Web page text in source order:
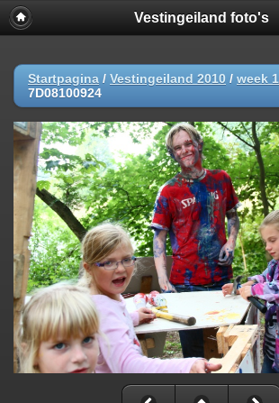
Vestingeiland foto's
Startpagina / Vestingeiland 2010 / week 1
7D08100924